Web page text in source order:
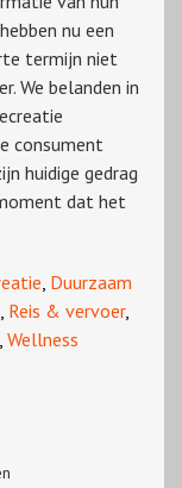
nu een
termijn niet
We belanden in
consument
huidige gedrag
dat het
, Duurzaam
, Reis & vervoer,
, Wellness